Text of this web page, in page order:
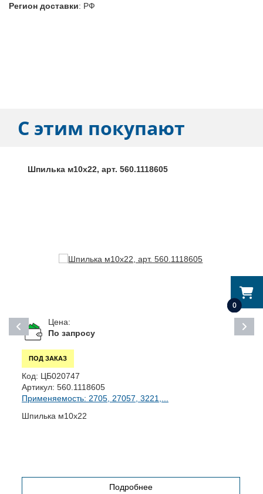
0
Регион доставки: РФ
С этим покупают
Шпилька м10х22, арт. 560.1118605
Цена:
По запросу
ПОД ЗАКАЗ
Код: ЦБ020747
Артикул: 560.1118605
Применяемость: 2705, 27057, 3221,...
Шпилька м10х22
Подробнее